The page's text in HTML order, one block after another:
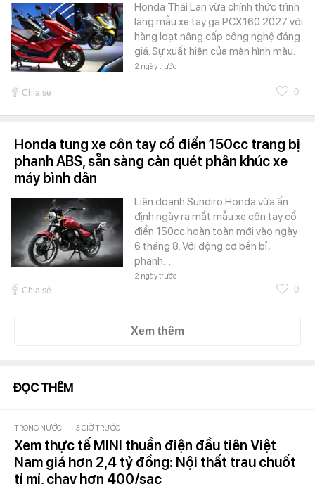
Honda Thái Lan vừa chính thức trình
làng mẫu xe tay ga PCX160 2027 với
hàng loạt nâng cấp công nghệ đáng
giá. Sự xuất hiện của màn hình màu…
2 ngày trước
Chia sẻ 0
Honda tung xe côn tay cổ điển 150cc trang bị
phanh ABS, sẵn sàng càn quét phân khúc xe
máy bình dân
Liên doanh Sundiro Honda vừa ấn
định ngày ra mắt mẫu xe côn tay cổ
điển 150cc hoàn toàn mới vào ngày
6 tháng 8. Với động cơ bền bỉ,
phanh…
2 ngày trước
Chia sẻ 0
Xem thêm
ĐỌC THÊM
TRONG NƯỚC - 3 GIỜ TRƯỚC
Xem thực tế MINI thuần điện đầu tiên Việt
Nam giá hơn 2,4 tỷ đồng: Nội thất trau chuốt
tỉ mỉ, chạy hơn 400/sạc